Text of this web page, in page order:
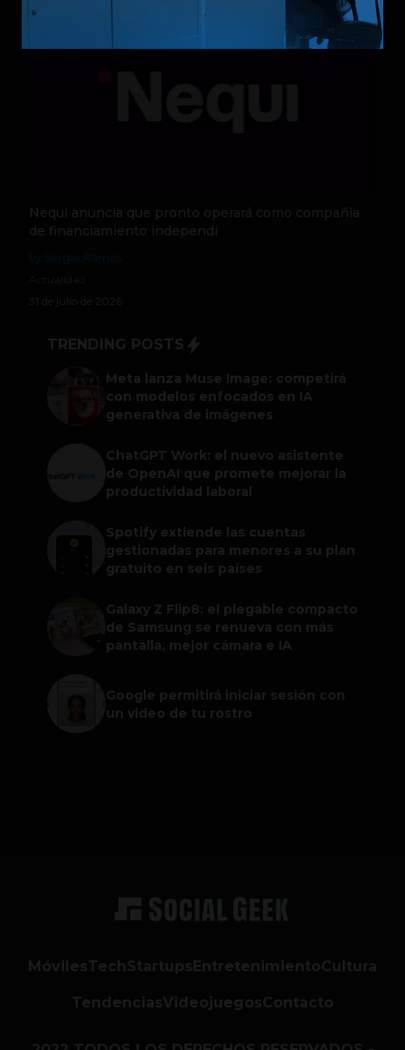
Nequi anuncia que pronto operará como compañía
de financiamiento independi
31 de julio de 2026
TRENDING POSTS
Meta lanza Muse Image: competirá
con modelos enfocados en IA
generativa de imágenes
ChatGPT Work: el nuevo asistente
de OpenAI que promete mejorar la
productividad laboral
Spotify extiende las cuentas
gestionadas para menores a su plan
gratuito en seis países
Galaxy Z Flip8: el plegable compacto
de Samsung se renueva con más
pantalla, mejor cámara e IA
Google permitirá iniciar sesión con
un video de tu rostro